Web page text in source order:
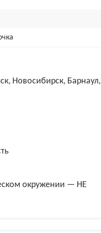
Новосибирск, Барнаул,
окружении — НЕ